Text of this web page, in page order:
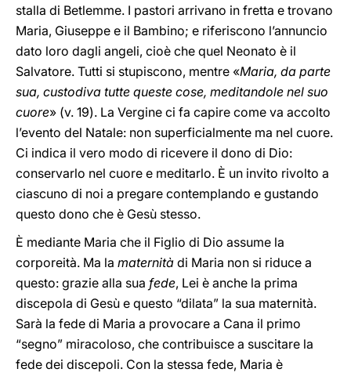
stalla di Betlemme. I pastori arrivano in fretta e trovano
Maria, Giuseppe e il Bambino; e riferiscono l’annuncio
dato loro dagli angeli, cioè che quel Neonato è il
Salvatore. Tutti si stupiscono, mentre «Maria, da parte
sua, custodiva tutte queste cose, meditandole nel suo
cuore» (v. 19). La Vergine ci fa capire come va accolto
l’evento del Natale: non superficialmente ma nel cuore.
Ci indica il vero modo di ricevere il dono di Dio:
conservarlo nel cuore e meditarlo. È un invito rivolto a
ciascuno di noi a pregare contemplando e gustando
questo dono che è Gesù stesso.
È mediante Maria che il Figlio di Dio assume la
corporeità. Ma la maternità di Maria non si riduce a
questo: grazie alla sua fede, Lei è anche la prima
discepola di Gesù e questo “dilata” la sua maternità.
Sarà la fede di Maria a provocare a Cana il primo
“segno” miracoloso, che contribuisce a suscitare la
fede dei discepoli. Con la stessa fede, Maria è